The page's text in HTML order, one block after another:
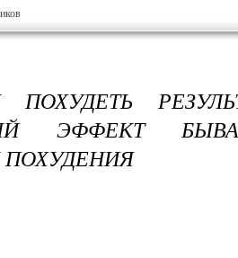
ЭФФЕКТ
ПОХУДЕНИЯ